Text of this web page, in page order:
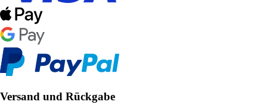
Versand und Rückgabe